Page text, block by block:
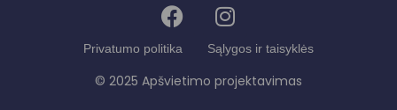
Privatumo politika Sąlygos ir taisyklės
© 2025 Apšvietimo projektavimas